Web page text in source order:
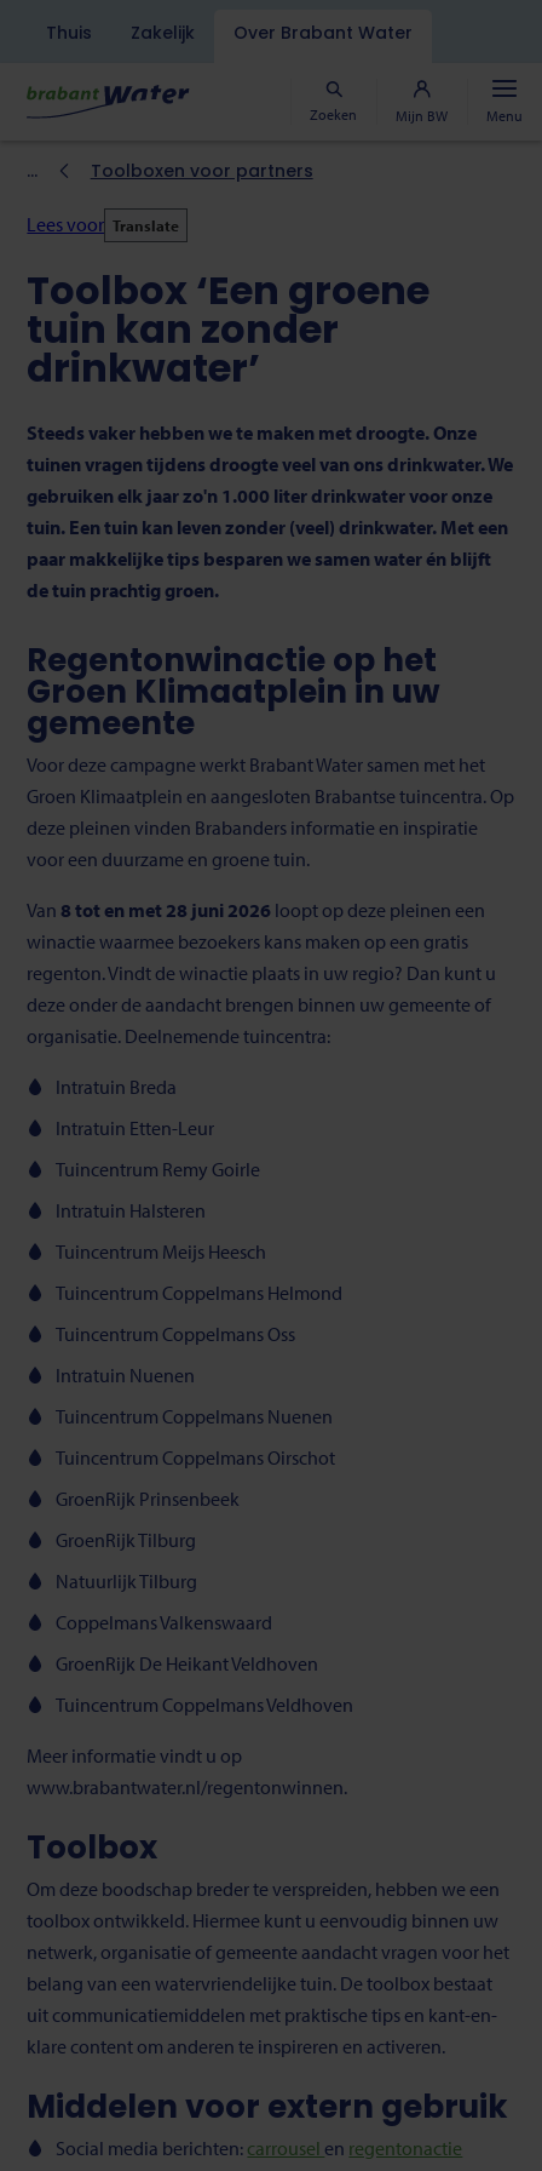
Overslaan
naar
de
gaan
Thuis Zakelijk Over Brabant Water
Zoeken Mijn BW Menu
Kruimelpad
Toolboxen voor partners
Lees voor Translate
Toolbox ‘Een groene
tuin kan zonder
drinkwater’
Steeds vaker hebben we te maken met droogte. Onze
tuinen vragen tijdens droogte veel van ons drinkwater. We
gebruiken elk jaar zo'n 1.000 liter drinkwater voor onze
tuin. Een tuin kan leven zonder (veel) drinkwater. Met een
paar makkelijke tips besparen we samen water én blijft
de tuin prachtig groen.
Regentonwinactie op het
Groen Klimaatplein in uw
gemeente
Voor deze campagne werkt Brabant Water samen met het
Groen Klimaatplein en aangesloten Brabantse tuincentra. Op
deze pleinen vinden Brabanders informatie en inspiratie
voor een duurzame en groene tuin.
Van8 tot en met 28 juni 2026 loopt op deze pleinen een
winactie waarmee bezoekers kans maken op een gratis
regenton. Vindt de winactie plaats in uw regio? Dan kunt u
deze onder de aandacht brengen binnen uw gemeente of
organisatie. Deelnemende tuincentra:
Intratuin Breda
Intratuin Etten-Leur
Tuincentrum Remy Goirle
Intratuin Halsteren
Tuincentrum Meijs Heesch
Tuincentrum Coppelmans Helmond
Tuincentrum Coppelmans Oss
Intratuin Nuenen
Tuincentrum Coppelmans Nuenen
Tuincentrum Coppelmans Oirschot
GroenRijk Prinsenbeek
GroenRijk Tilburg
Natuurlijk Tilburg
Coppelmans Valkenswaard
GroenRijk De Heikant Veldhoven
Tuincentrum Coppelmans Veldhoven
Meer informatie vindt u op
www.brabantwater.nl/regentonwinnen.
Toolbox
Om deze boodschap breder te verspreiden, hebben we een
toolbox ontwikkeld. Hiermee kunt u eenvoudig binnen uw
netwerk, organisatie of gemeente aandacht vragen voor het
belang van een watervriendelijke tuin. De toolbox bestaat
uit communicatiemiddelen met praktische tips en kant-en-
klare content om anderen te inspireren en activeren.
Middelen voor extern gebruik
Social media berichten: carrousel en regentonactie